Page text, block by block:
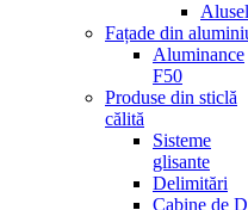
Alusel
Fațade din
Aluminance
F50
Produse din sticlă
călită
Sisteme
glisante
Delimitări
Cabine de